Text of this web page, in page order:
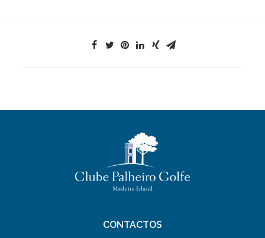
CONTACTOS